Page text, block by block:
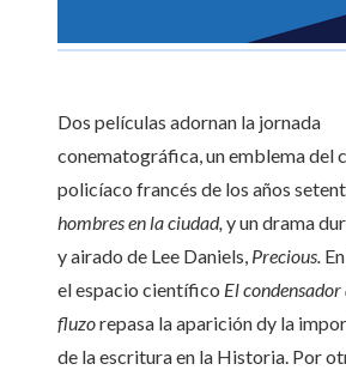
Dos películas adornan la jornada
conematográfica, un emblema del
policíaco francés de los años
hombres en la ciudad, y un drama
y airado de Lee Daniels, Precious.
el espacio científico El condensador
fluzorepasa la aparición dy la
de la escritura en la Historia. Por